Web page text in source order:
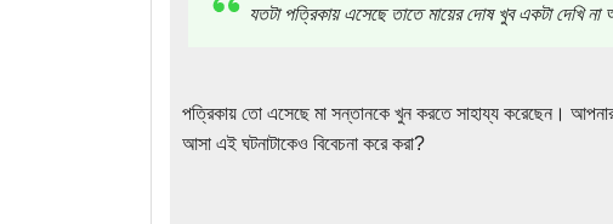
যতটা পত্রিকায় এসেছে তাতে মায়ের দোষ খুব একটা দেখি
পত্রিকায় তো এসেছে মা সন্তানকে খুন করতে সাহায্য করেছেন। আপনার
আসা এই ঘটনাটাকেও বিবেচনা করে করা?